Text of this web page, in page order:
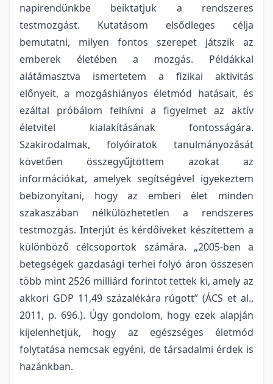
napirendünkbe beiktatjuk a rendszeres
testmozgást. Kutatásom elsődleges célja
bemutatni, milyen fontos szerepet játszik az
emberek életében a mozgás. Példákkal
alátámasztva ismertetem a fizikai aktivitás
előnyeit, a mozgáshiányos életmód hatásait, és
ezáltal próbálom felhívni a figyelmet az aktív
életvitel kialakításának fontosságára.
Szakirodalmak, folyóiratok tanulmányozását
követően összegyűjtöttem azokat az
információkat, amelyek segítségével igyekeztem
bebizonyítani, hogy az emberi élet minden
szakaszában nélkülözhetetlen a rendszeres
testmozgás. Interjút és kérdőíveket készítettem a
különböző célcsoportok számára. „2005-ben a
betegségek gazdasági terhei folyó áron összesen
több mint 2526 milliárd forintot tettek ki, amely az
akkori GDP 11,49 százalékára rúgott” (ÁCS et al.,
2011, p. 696.). Úgy gondolom, hogy ezek alapján
kijelenhetjük, hogy az egészséges életmód
folytatása nemcsak egyéni, de társadalmi érdek is
hazánkban.